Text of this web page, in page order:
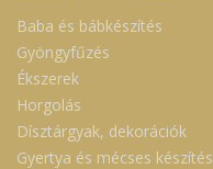
Baba és bábkészítés
Gyöngyfűzés
Ékszerek
Horgolás
Dísztárgyak, dekorációk
Gyertya és mécses készítés